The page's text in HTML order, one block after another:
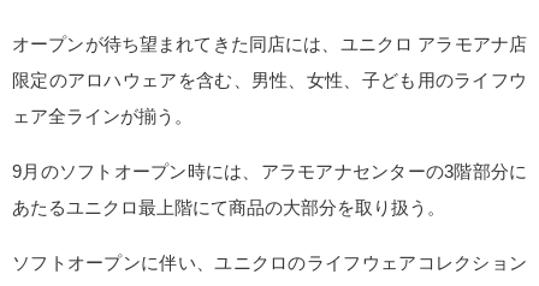
オープンが待ち望まれてきた同店には、ユニクロ アラモアナ店
限定のアロハウェアを含む、男性、女性、子ども用のライフウ
ェア全ラインが揃う。
9月のソフトオープン時には、アラモアナセンターの3階部分に
あたるユニクロ最上階にて商品の大部分を取り扱う。
ソフトオープンに伴い、ユニクロのライフウェアコレクション